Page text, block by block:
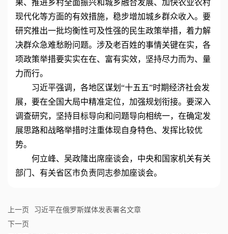
果、推进乡村全面振兴和城乡融合发展、加快农业农村
现代化等方面的有效措施，稳步增加城乡群众收入。要
研究推出一批均衡性可及性强的民生政策举措，着力解
决群众急难愁盼问题。涉及老百姓的事情关键在实，各
项政策举措要实实在在、富有实效，坚持尽力而为、量
力而行。
习近平强调，各地区谋划“十五五”时期经济社会发
展，要在全国大局中精准定位，加强规划衔接。要深入
调查研究，坚持目标导向和问题导向相统一，在确定发
展思路和战略举措时注重体现自身特色、发挥比较优
势。
何立峰、吴政隆出席座谈会，中央和国家机关有关
部门、有关省区市负责同志参加座谈会。
上一页 习近平在俄罗斯媒体发表署名文章
下一页